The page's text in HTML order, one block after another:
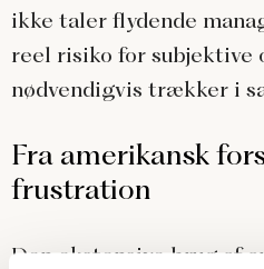
ikke taler flydende
reel risiko for subjektive
nødvendigvis trækker i
Fra amerikansk
frustration
Den ekstensive brug af